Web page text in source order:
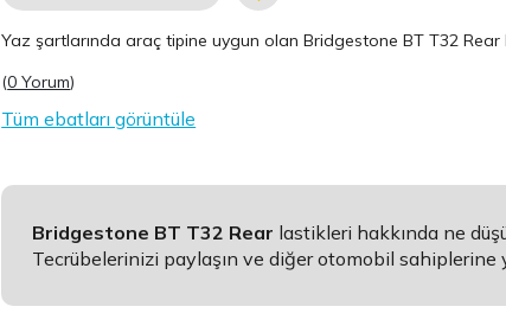
Yaz şartlarında araç tipine uygun olanBridgestone BT T32 Rear
(0 Yorum)
Tüm ebatları görüntüle
Bridgestone BT T32 Rear lastikleri hakkında ne
Tecrübelerinizi paylaşın ve diğer otomobil sahiplerine